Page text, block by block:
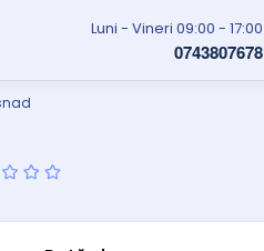
Luni - Vineri 09:00 - 17:00
0743807678